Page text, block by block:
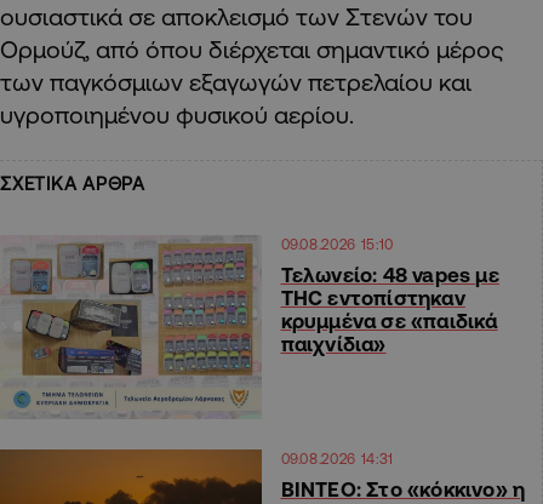
ουσιαστικά σε αποκλεισμό των Στενών του
Ορμούζ, από όπου διέρχεται σημαντικό μέρος
των παγκόσμιων εξαγωγών πετρελαίου και
υγροποιημένου φυσικού αερίου.
ΣΧΕΤΙΚΑ ΑΡΘΡΑ
09.08.2026 15:10
Τελωνείο: 48 vapes με
THC εντοπίστηκαν
κρυμμένα σε «παιδικά
παιχνίδια»
09.08.2026 14:31
ΒΙΝΤΕΟ: Στο «κόκκινο» η